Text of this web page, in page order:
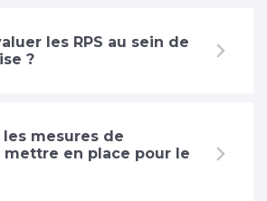
les RPS au sein de
?
mesures de
mettre en place pour le